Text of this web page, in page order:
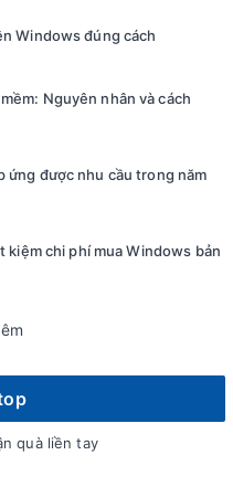
Windows đúng cách
Nguyên nhân và cách
ứng được nhu cầu trong năm
kiệm chi phí mua Windows bản
quà liền tay